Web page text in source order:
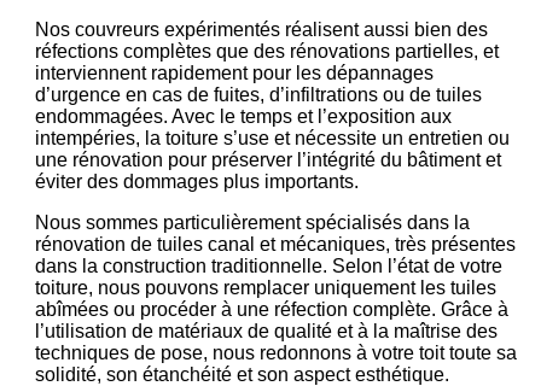
Nos couvreurs expérimentés réalisent aussi bien des
réfections complètes que des rénovations partielles, et
interviennent rapidement pour les dépannages
d’urgence en cas de fuites, d’infiltrations ou de tuiles
endommagées. Avec le temps et l’exposition aux
intempéries, la toiture s’use et nécessite un entretien ou
une rénovation pour préserver l’intégrité du bâtiment et
éviter des dommages plus importants.
Nous sommes particulièrement spécialisés dans la
rénovation de tuiles canal et mécaniques, très présentes
dans la construction traditionnelle. Selon l’état de votre
toiture, nous pouvons remplacer uniquement les tuiles
abîmées ou procéder à une réfection complète. Grâce à
l’utilisation de matériaux de qualité et à la maîtrise des
techniques de pose, nous redonnons à votre toit toute sa
solidité, son étanchéité et son aspect esthétique.